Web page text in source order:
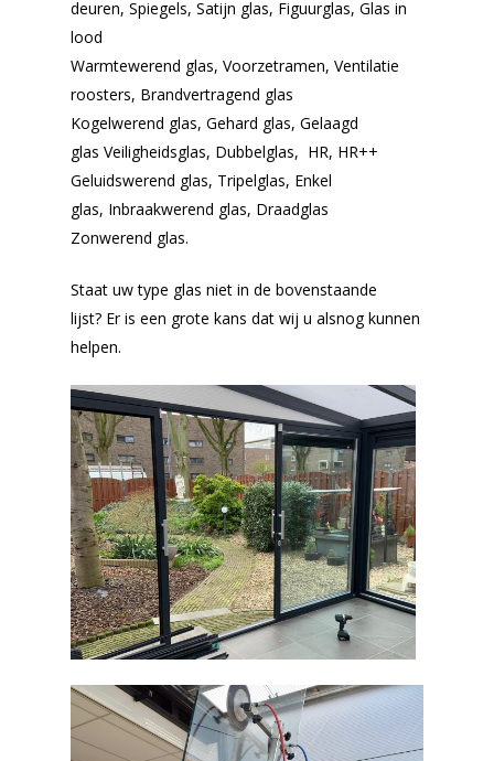
deuren, Spiegels, Satijn glas, Figuurglas, Glas in
lood
Warmtewerend glas, Voorzetramen, Ventilatie
roosters, Brandvertragend glas
Kogelwerend glas, Gehard glas, Gelaagd
glas Veiligheidsglas, Dubbelglas, HR, HR++
Geluidswerend glas, Tripelglas, Enkel
glas, Inbraakwerend glas, Draadglas
Zonwerend glas.
Staat uw type glas niet in de bovenstaande
lijst? Er is een grote kans dat wij u alsnog kunnen
helpen.